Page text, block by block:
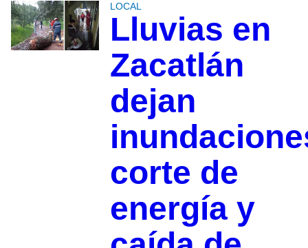
LOCAL
Lluvias en
Zacatlán
dejan
corte de
energía y